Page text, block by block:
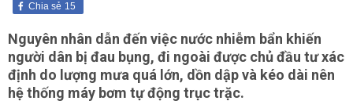
15
Chia sẻ
Nguyên nhân dẫn đến việc nước nhiễm bẩn khiến
người dân bị đau bụng, đi ngoài được chủ đầu tư xác
định do lượng mưa quá lớn, dồn dập và kéo dài nên
hệ thống máy bơm tự động trục trặc.